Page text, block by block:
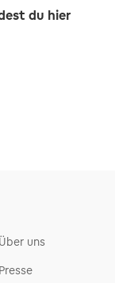
du hier
Über uns
Presse